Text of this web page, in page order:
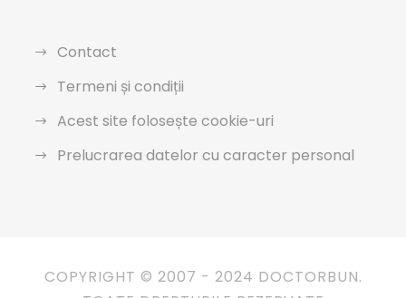
Contact
Termeni și condiții
Acest site folosește cookie-uri
Prelucrarea datelor cu caracter personal
COPYRIGHT © 2007 - 2024 DOCTORBUN.